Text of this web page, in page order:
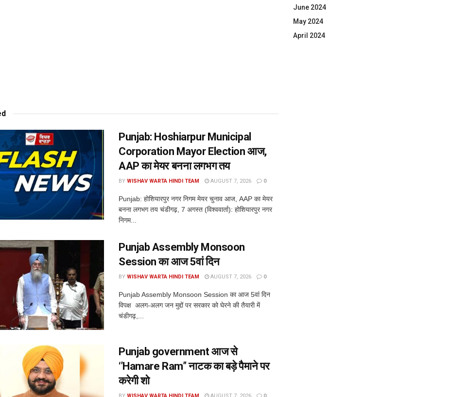
Punjab: Hoshiarpur Municipal
Corporation Mayor Election आज,
AAP का मेयर बनना लगभग तय
BY WISHAV WARTA HINDI TEAM AUGUST 7, 2026 0
Punjab: होशियारपुर नगर निगम मेयर चुनाव आज, AAP का मेयर
बनना लगभग तय चंडीगढ़, 7 अगस्त (विश्ववार्ता): होशियारपुर नगर
निगम...
Punjab Assembly Monsoon
Session का आज 5वां दिन
BY WISHAV WARTA HINDI TEAM AUGUST 7, 2026 0
Punjab Assembly Monsoon Session का आज 5वां दिन
विपक्ष अलग-अलग जन मुद्दों पर सरकार को घेरने की तैयारी में
चंडीगढ़,...
Punjab government आज से
‘’Hamare Ram’’ नाटक का बड़े पैमाने पर
करेगी शो
June 2024
May 2024
April 2024